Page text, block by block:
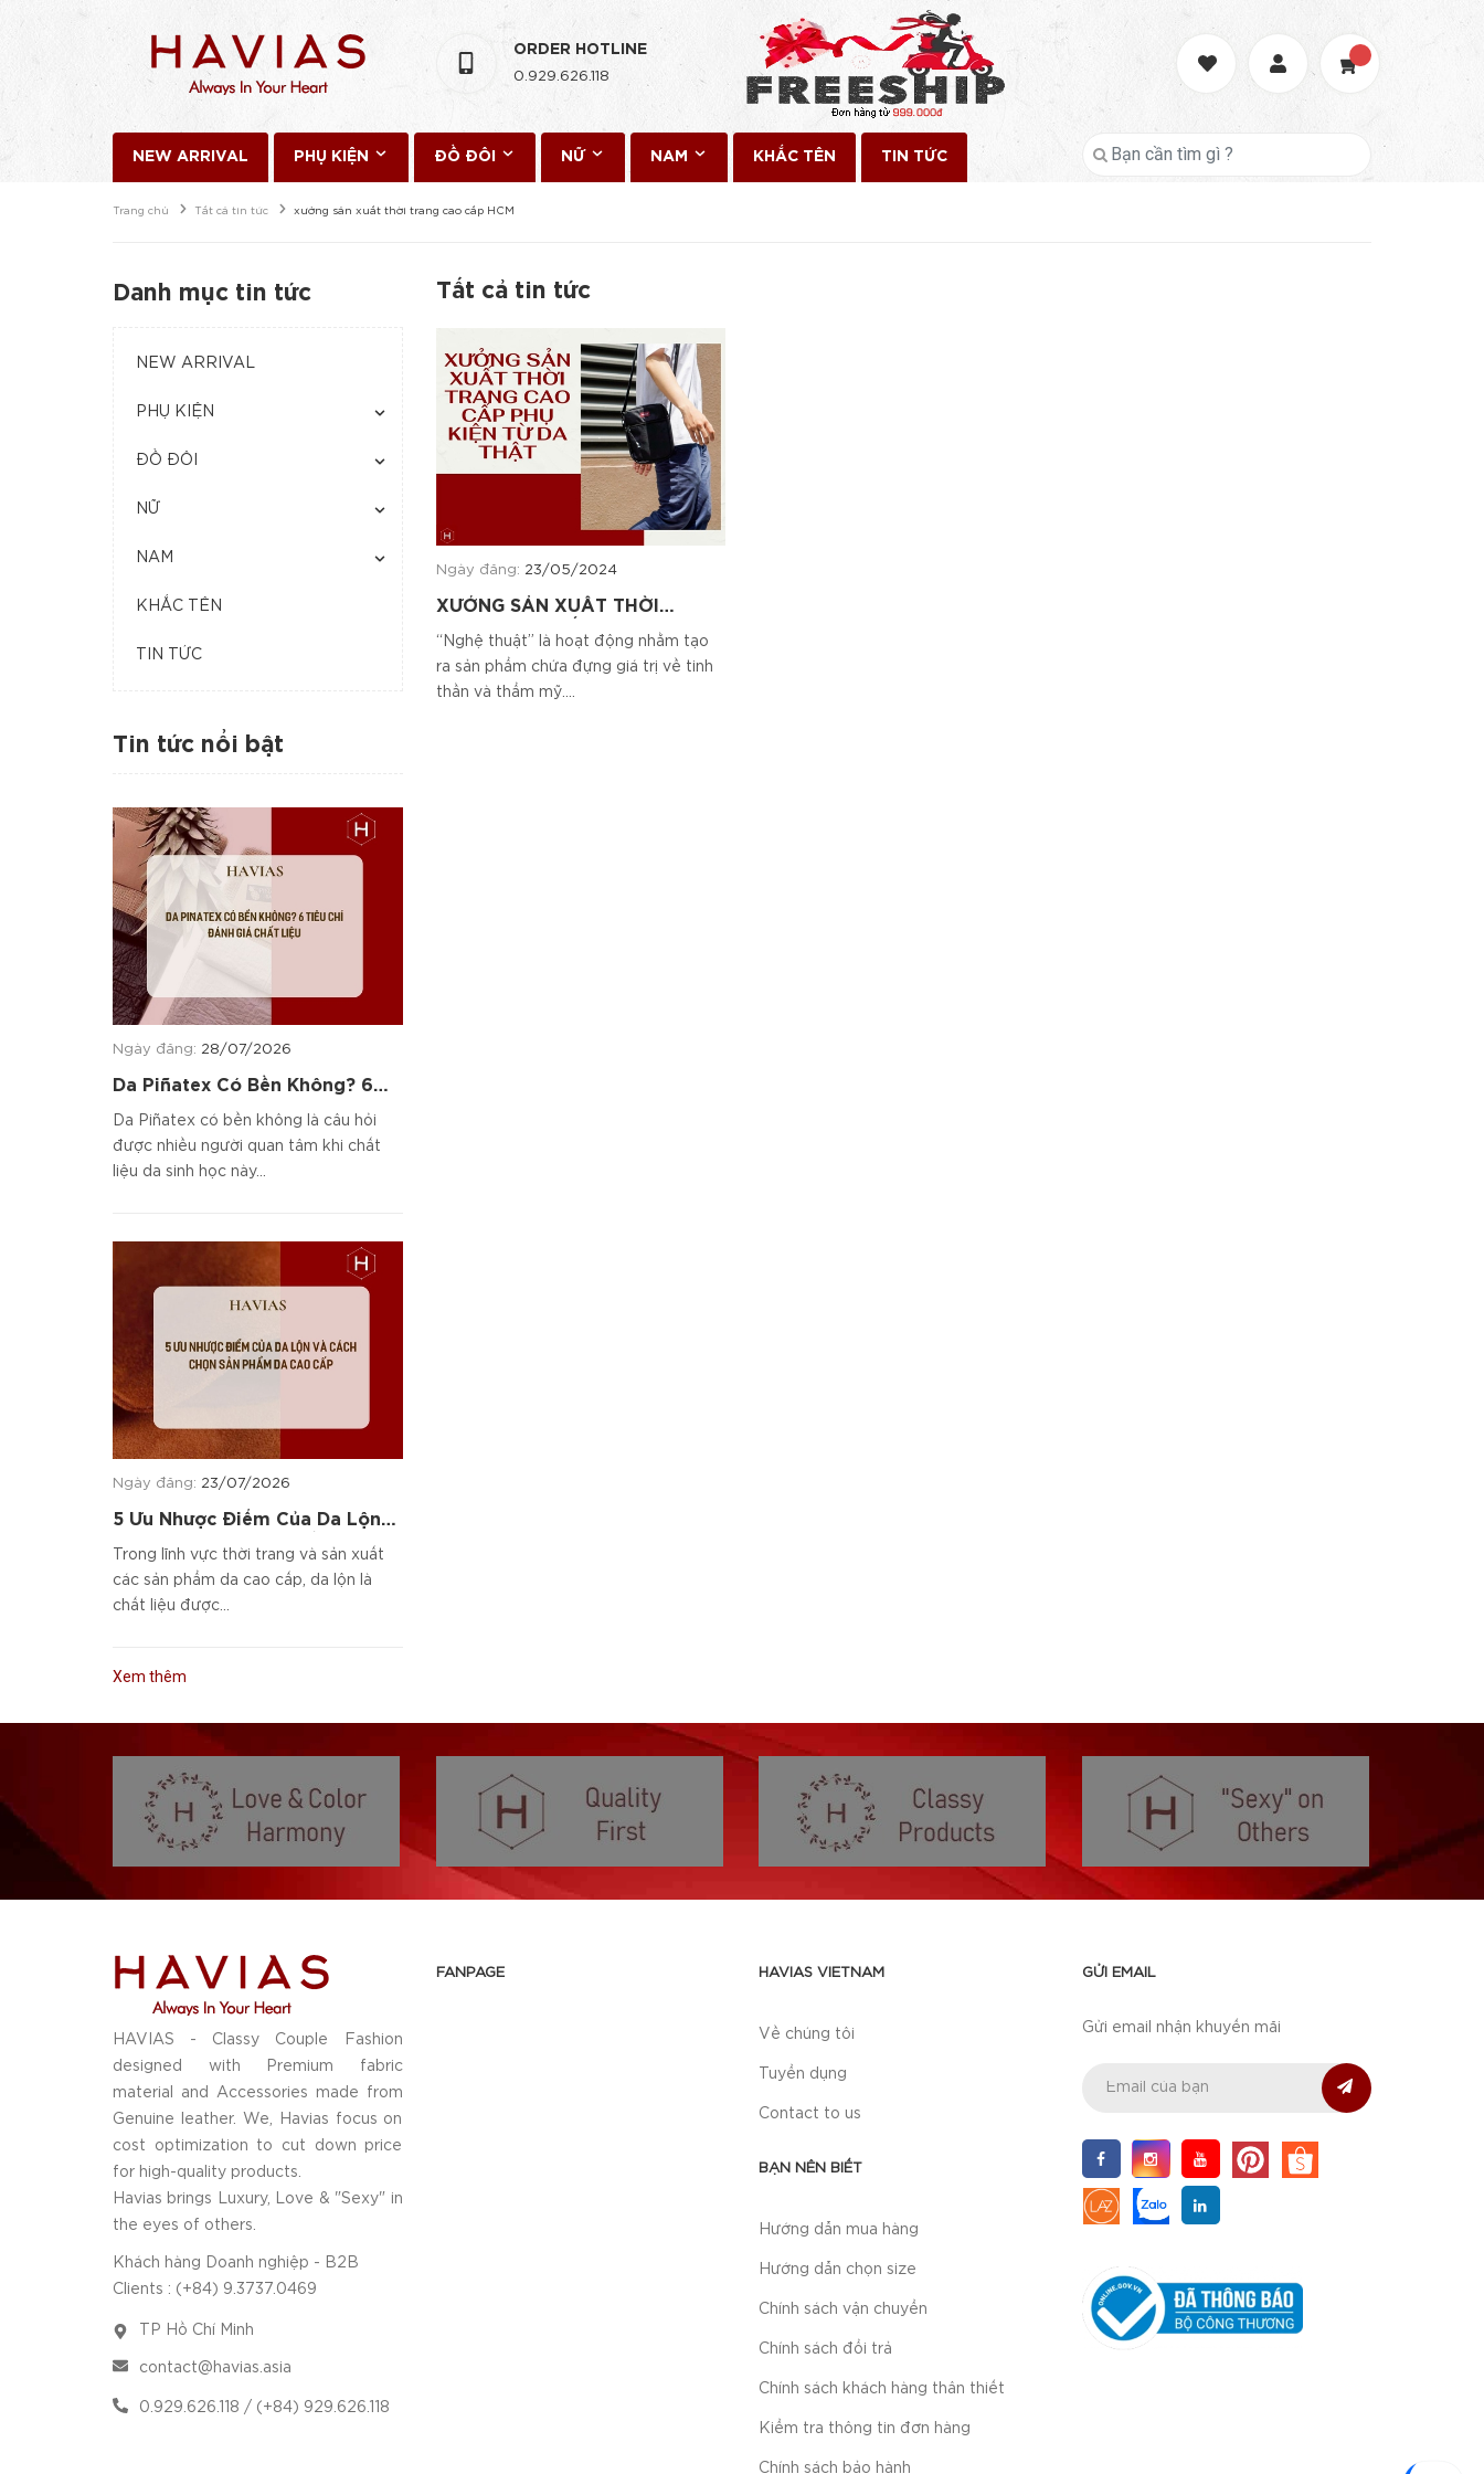
ORDER HOTLINE
0.929.626.118
NEW ARRIVAL PHỤ KIỆN ĐỒ ĐÔI NỮ NAM KHẮC TÊN TIN TỨC
Trang chủ Tất cả tin tức xưởng sản xuất thời trang cao cấp HCM
Tất cả tin tức
Ngày đăng: 23/05/2024
XƯỞNG SẢN XUẤT THỜI
TRANG CAO CẤP PHỤ KIỆN TỪ
DA
“Nghệ thuật” là hoạt động nhằm tạo
ra sản phẩm chứa đựng giá trị về tinh
thần và thẩm mỹ....
Danh mục tin tức
NEW ARRIVAL
PHỤ KIỆN
ĐỒ ĐÔI
NỮ
NAM
KHẮC TÊN
TIN TỨC
Tin tức nổi bật
Ngày đăng: 28/07/2026
Da Piñatex Có Bền Không? 6
Tiêu Chí Đánh Giá Chất Liệu
Da Piñatex có bền không là câu hỏi
được nhiều người quan tâm khi chất
liệu da sinh học này...
Ngày đăng: 23/07/2026
5 Ưu Nhược Điểm Của Da Lộn
Và Cách Chọn Sản Phẩm Da
Cao Cấp
Trong lĩnh vực thời trang và sản xuất
các sản phẩm da cao cấp, da lộn là
chất liệu được...
Xem thêm
HAVIAS - Classy Couple Fashion
designed with Premium fabric
material and Accessories made from
Genuine leather. We, Havias focus on
cost optimization to cut down price
for high-quality products.
Havias brings Luxury, Love & "Sexy" in
the eyes of others.
Khách hàng Doanh nghiệp - B2B
Clients : (+84) 9.3737.0469
TP Hồ Chí Minh
contact@havias.asia
0.929.626.118 / (+84) 929.626.118
FANPAGE HAVIAS VIETNAM
Về chúng tôi
Tuyển dụng
Contact to us
BẠN NÊN BIẾT
Hướng dẫn mua hàng
Hướng dẫn chọn size
Chính sách vận chuyển
Chính sách đổi trả
Chính sách khách hàng thân thiết
Kiểm tra thông tin đơn hàng
Chính sách bảo hành
GỬI EMAIL
Gửi email nhận khuyến mãi